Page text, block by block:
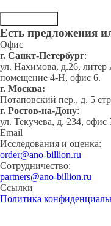
Есть предложения
Офис
г. Cанкт-Петербург:
ул. Нахимова, д.26, литер
помещение 4-Н, офис 6.
г. Москва:
Потаповский пер., д. 5
г. Ростов-на-Дону:
ул. Текучева, д. 234, офис
Email
Исследования и оценка:
order@ano-billion.ru
Сотрудничество:
partners@ano-billion.ru
Ссылки
Политика